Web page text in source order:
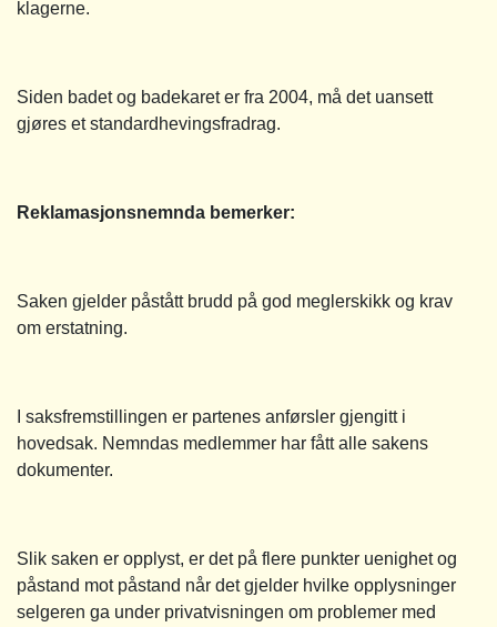
klagerne.
Siden badet og badekaret er fra 2004, må det uansett
gjøres et standardhevingsfradrag.
Reklamasjonsnemnda bemerker:
Saken gjelder påstått brudd på god meglerskikk og krav
om erstatning.
I saksfremstillingen er partenes anførsler gjengitt i
hovedsak. Nemndas medlemmer har fått alle sakens
dokumenter.
Slik saken er opplyst, er det på flere punkter uenighet og
påstand mot påstand når det gjelder hvilke opplysninger
selgeren ga under privatvisningen om problemer med